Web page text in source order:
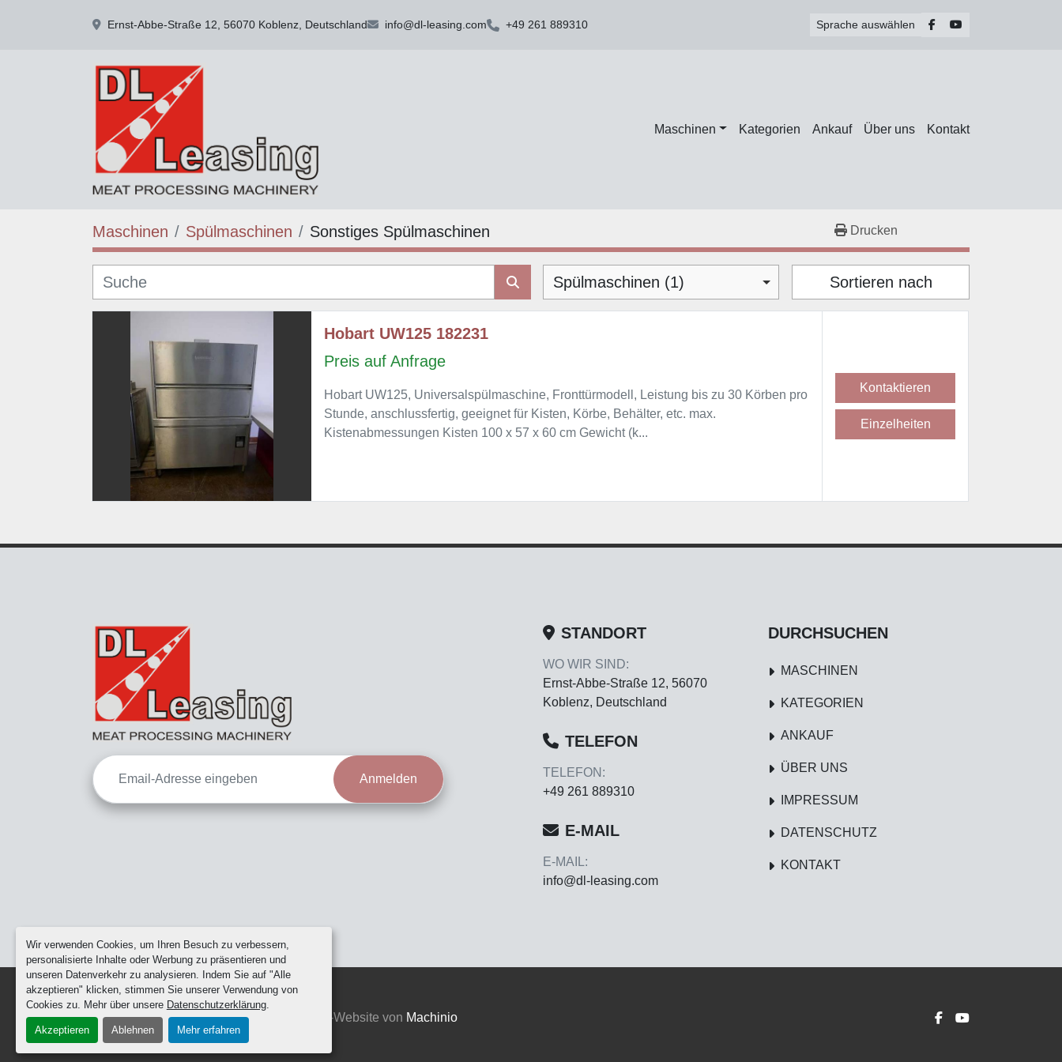
Wir verwenden Cookies, um Ihren Besuch zu verbessern,
personalisierte Inhalte oder Werbung zu präsentieren und
unseren Datenverkehr zu analysieren. Indem Sie auf "Alle
akzeptieren" klicken, stimmen Sie unserer Verwendung von
Cookies zu. Mehr über unsere Datenschutzerklärung.
Akzeptieren Ablehnen Mehr erfahren
Ernst-Abbe-Straße 12, 56070 Koblenz, Deutschland info@dl-leasing.com +49 261 889310 Sprache auswählen facebook
Maschinen Kategorien Ankauf Über uns Kontakt
Maschinen Spülmaschinen Sonstiges Spülmaschinen Drucken
Spülmaschinen (1) Sortieren nach
Hobart UW125 182231
Preis auf Anfrage
Hobart UW125, Universalspülmaschine, Fronttürmodell, Leistung bis zu 30 Körben pro
Stunde, anschlussfertig, geeignet für Kisten, Körbe, Behälter, etc. max.
Kistenabmessungen Kisten 100 x 57 x 60 cm Gewicht (k...
Kontaktieren
Einzelheiten
Anmelden
STANDORT
WO WIR SIND:
Ernst-Abbe-Straße 12, 56070
Koblenz, Deutschland
TELEFON
TELEFON:
+49 261 889310
E-MAIL
E-MAIL:
info@dl-leasing.com
DURCHSUCHEN
MASCHINEN
KATEGORIEN
ANKAUF
ÜBER UNS
IMPRESSUM
DATENSCHUTZ
KONTAKT
Cookie-Einstellungen Machinio System -Website von Machinio facebookyoutube